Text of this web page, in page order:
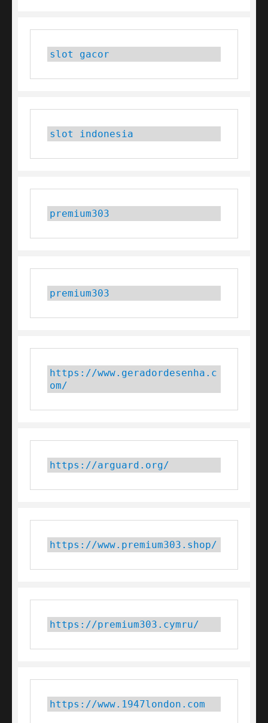
slot gacor
slot indonesia
premium303
premium303
https://www.geradordesenha.c
om/
https://arguard.org/
https://www.premium303.shop/
https://premium303.cymru/
https://www.1947london.com